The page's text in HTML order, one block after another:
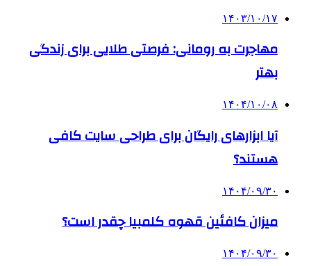
۱۴۰۳/۱۰/۱۷
مهاجرت به رومانی: فرصتی طلایی برای زندگی
بهتر
۱۴۰۴/۱۰/۰۸
آیا ابزارهای رایگان برای طراحی سایت کافی
هستند؟
۱۴۰۴/۰۹/۳۰
میزان کافئین قهوه کلمبیا چقدر است؟
۱۴۰۴/۰۹/۳۰